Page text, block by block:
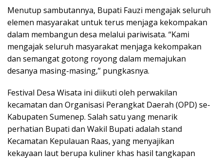
Menutup sambutannya, Bupati Fauzi mengajak seluruh
elemen masyarakat untuk terus menjaga kekompakan
dalam membangun desa melalui pariwisata. “Kami
mengajak seluruh masyarakat menjaga kekompakan
dan semangat gotong royong dalam memajukan
desanya masing-masing,” pungkasnya.
Festival Desa Wisata ini diikuti oleh perwakilan
kecamatan dan Organisasi Perangkat Daerah (OPD) se-
Kabupaten Sumenep. Salah satu yang menarik
perhatian Bupati dan Wakil Bupati adalah stand
Kecamatan Kepulauan Raas, yang menyajikan
kekayaan laut berupa kuliner khas hasil tangkapan